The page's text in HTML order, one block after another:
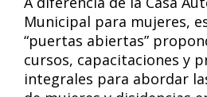
Municipal para mujeres,
“puertas abiertas”
cursos, capacitaciones y
integrales para abordar